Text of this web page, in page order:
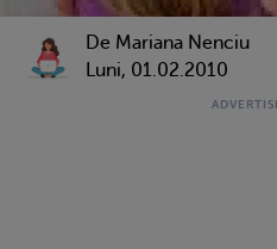
De Mariana Nenciu
Luni, 01.02.2010